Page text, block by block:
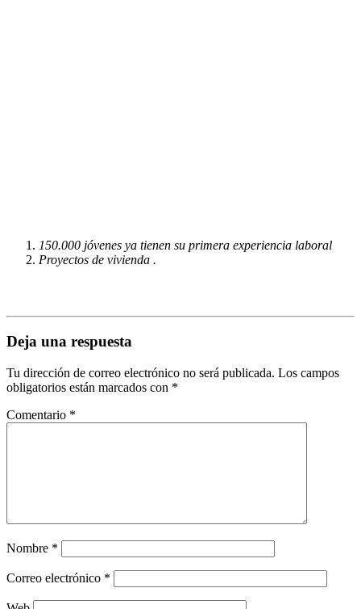
150.000 jóvenes ya tienen su primera experiencia laboral
Proyectos de vivienda .
Deja una respuesta
Tu dirección de correo electrónico no será publicada. Los campos
obligatorios están marcados con *
Comentario *
Nombre *
Correo electrónico *